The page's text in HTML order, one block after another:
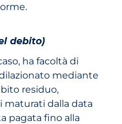
debito)
ha facoltà di
mediante
residuo,
maturati dalla data
pagata fino alla